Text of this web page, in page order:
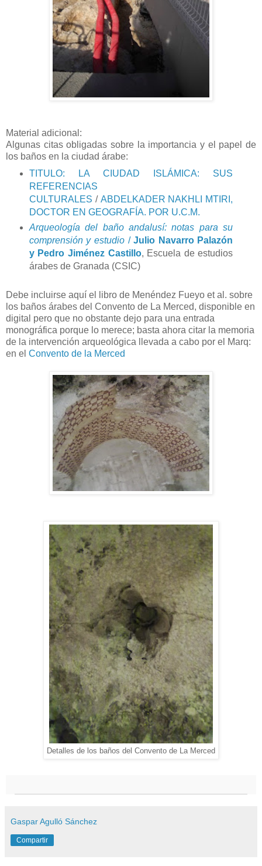
Material adicional:
Algunas citas obligadas sobre la importancia y el papel de
los baños en la ciudad árabe:
TITULO: LA CIUDAD ISLÁMICA: SUS
REFERENCIAS
CULTURALES /ABDELKADER NAKHLI MTIRI,
DOCTOR EN GEOGRAFÍA. POR U.C.M.
Arqueología del baño andalusí: notas para su
comprensión y estudio/Julio Navarro Palazón
y Pedro Jiménez Castillo, Escuela de estudios
árabes de Granada (CSIC)
Debe incluirse aquí el libro de Menéndez Fueyo et al. sobre
los baños árabes del Convento de La Merced, disponible en
digital pero que no obstante dejo para una entrada
monográfica porque lo merece; basta ahora citar la memoria
de la intervención arqueológica llevada a cabo por el Marq:
en el Convento de la Merced
Detalles de los baños del Convento de La Merced
Gaspar Agulló Sánchez
Compartir